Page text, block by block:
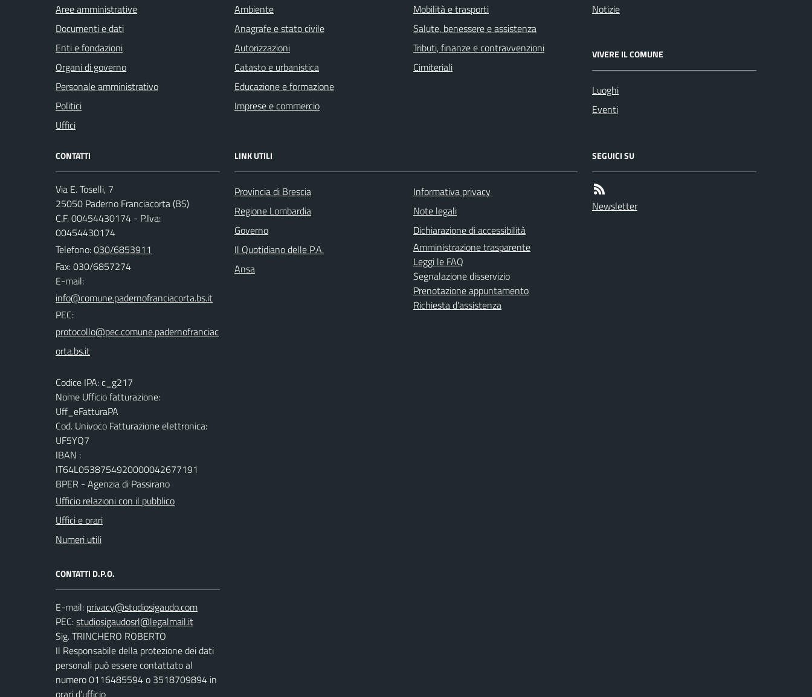
Aree amministrative
Documenti e dati
Enti e fondazioni
Organi di governo
Personale amministrativo
Politici
Uffici
Ambiente
Anagrafe e stato civile
Autorizzazioni
Catasto e urbanistica
Educazione e formazione
Imprese e commercio
Mobilità e trasporti
Salute, benessere e assistenza
Tributi, finanze e contravvenzioni
Cimiteriali
Notizie
VIVERE IL COMUNE
Luoghi
Eventi
CONTATTI
Via E. Toselli, 7
25050 Paderno Franciacorta (BS)
C.F. 00454430174 - P.Iva:
00454430174
Telefono:030/6853911
Fax: 030/6857274
E-mail:
PEC:
Codice IPA: c_g217
Nome Ufficio fatturazione:
Uff_eFatturaPA
Cod. Univoco Fatturazione elettronica:
UF5YQ7
IBAN :
IT64L0538754920000042677191
BPER - Agenzia di Passirano
Ufficio relazioni con il pubblico
Uffici e orari
Numeri utili
CONTATTI D.P.O.
E-mail:
PEC:
Sig. TRINCHERO ROBERTO
Il Responsabile della protezione dei dati
personali può essere contattato al
numero 0116485594 o 3518709894 in
orari d’ufficio
LINK UTILI
Provincia di Brescia
Regione Lombardia
Governo
Il Quotidiano delle P.A.
Ansa
Informativa privacy
Note legali
Dichiarazione di accessibilità
Amministrazione trasparente
Leggi le FAQ
Segnalazione disservizio
Prenotazione appuntamento
Richiesta d'assistenza
SEGUICI SU
Newsletter